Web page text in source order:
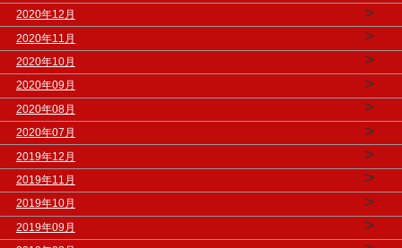
2020年12月 >
2020年11月 >
2020年10月 >
2020年09月 >
2020年08月 >
2020年07月 >
2019年12月 >
2019年11月 >
2019年10月 >
2019年09月 >